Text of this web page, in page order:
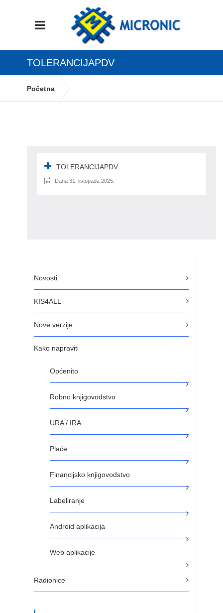
TOLERANCIJAPDV
Početna
Novosti
KIS4ALL
Nove verzije
Kako napraviti
Općenito
Robno knjigovodstvo
URA / IRA
Plaće
Financijsko knjigovodstvo
Labeliranje
Android aplikacija
Web aplikacije
Radionice
TOLERANCIJAPDV
Dana 31. listopada 2025.